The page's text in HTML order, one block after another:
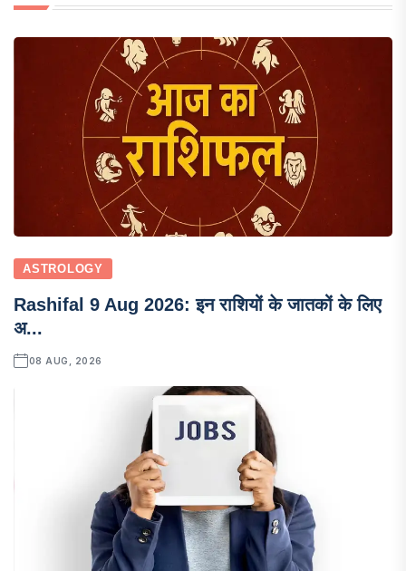
ASTROLOGY
Rashifal 9 Aug 2026: इन राशियों के जातकों के लिए
अ...
08 AUG, 2026